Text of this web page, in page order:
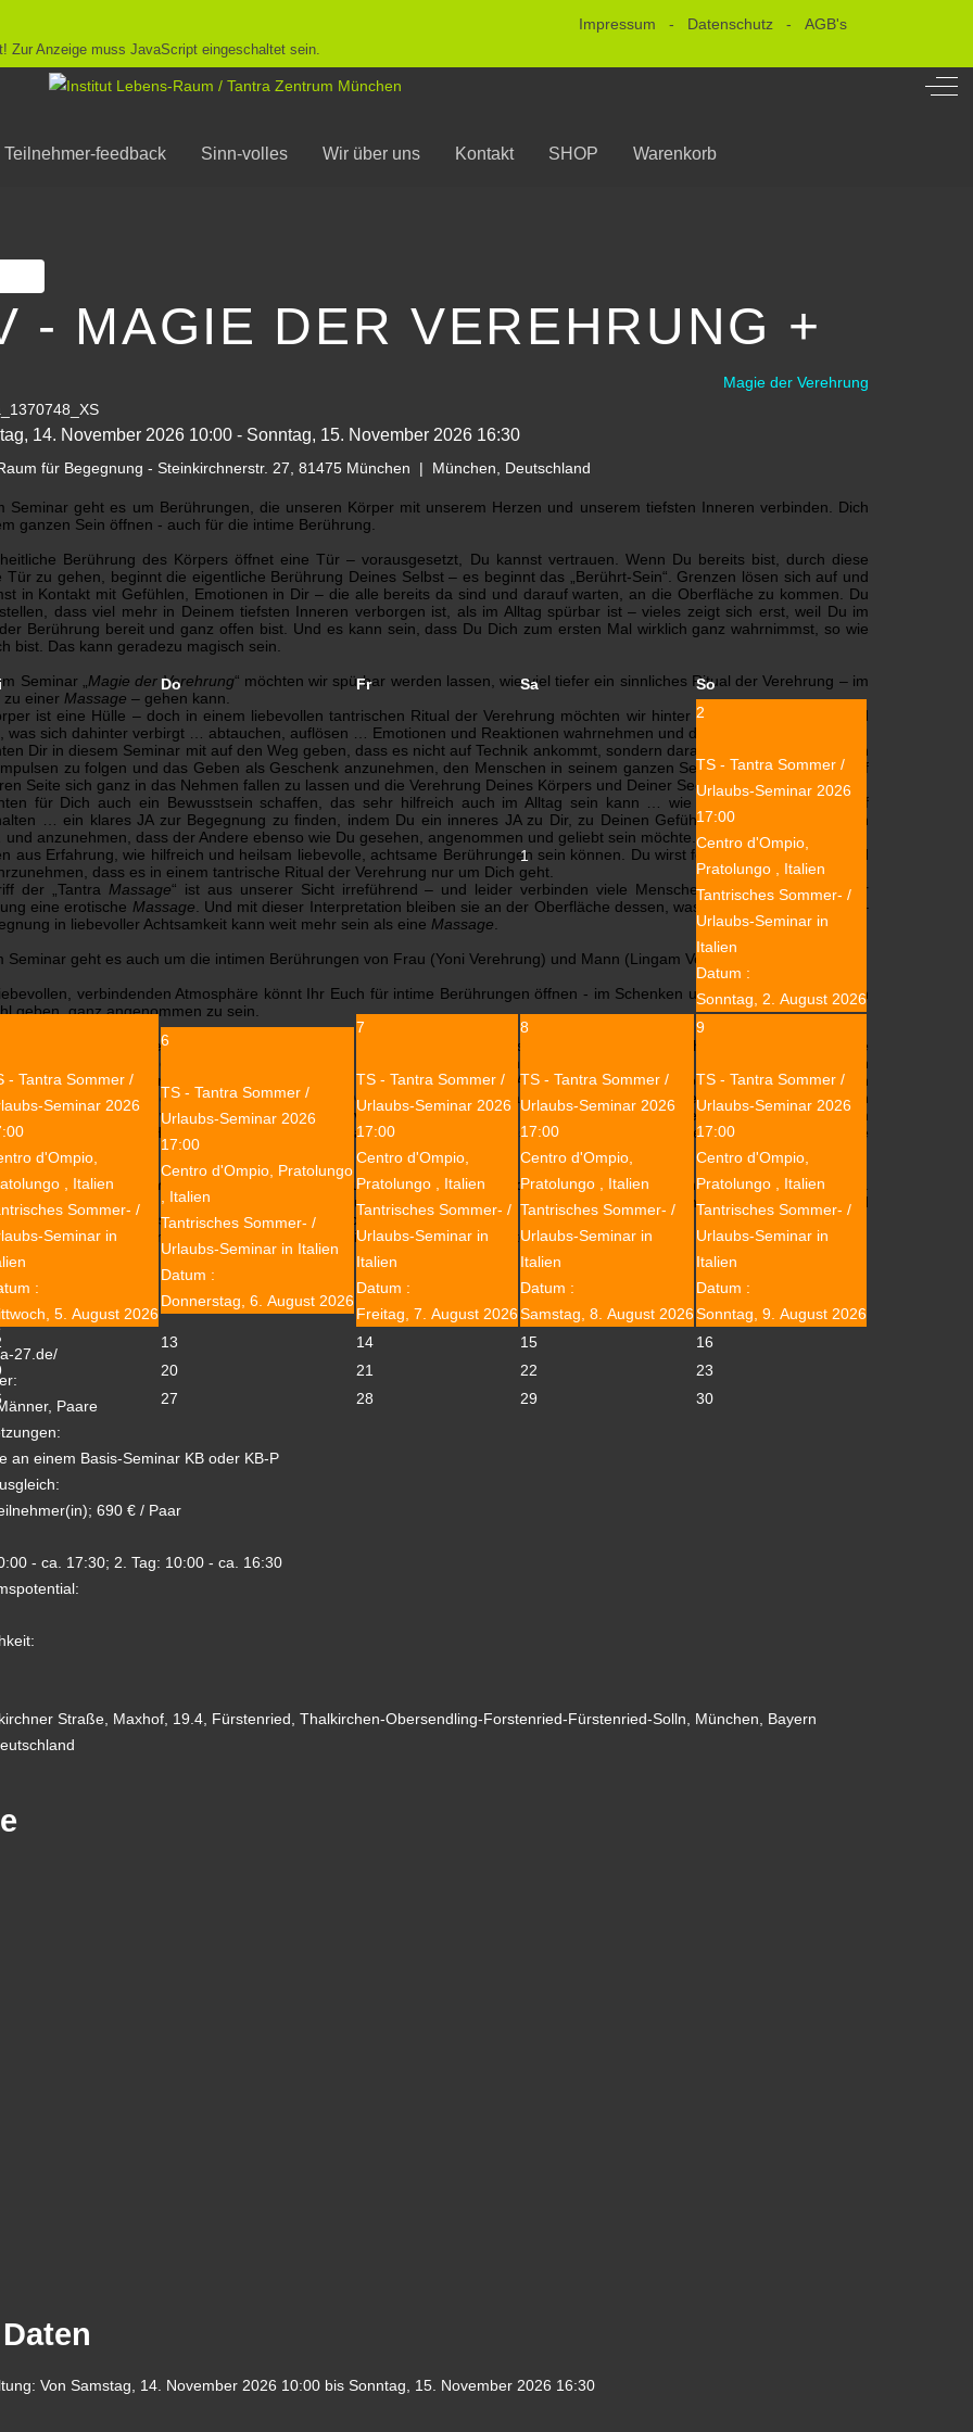
Zur Anzeige muss JavaScript eingeschaltet sein.
Impressum - Datenschutz - AGB's
Off-
Teilnehmer-feedback Sinn-volles Wir über uns Kontakt SHOP Warenkorb
Do Fr Sa So
1
2
TS - Tantra Sommer /
Urlaubs-Seminar 2026
17:00
Centro d'Ompio,
Pratolungo , Italien
Tantrisches Sommer- /
Urlaubs-Seminar in
Italien
Datum :
Sonntag, 2. August 2026
- Tantra Sommer /
Seminar 2026
d'Ompio,
, Italien
Sommer- /
Seminar in
:
5. August 2026
6
TS - Tantra Sommer /
Urlaubs-Seminar 2026
17:00
Centro d'Ompio, Pratolungo
, Italien
Tantrisches Sommer- /
Urlaubs-Seminar in Italien
Datum :
Donnerstag, 6. August 2026
7
TS - Tantra Sommer /
Urlaubs-Seminar 2026
17:00
Centro d'Ompio,
Pratolungo , Italien
Tantrisches Sommer- /
Urlaubs-Seminar in
Italien
Datum :
Freitag, 7. August 2026
8
TS - Tantra Sommer /
Urlaubs-Seminar 2026
17:00
Centro d'Ompio,
Pratolungo , Italien
Tantrisches Sommer- /
Urlaubs-Seminar in
Italien
Datum :
Samstag, 8. August 2026
9
TS - Tantra Sommer /
Urlaubs-Seminar 2026
17:00
Centro d'Ompio,
Pratolungo , Italien
Tantrisches Sommer- /
Urlaubs-Seminar in
Italien
Datum :
Sonntag, 9. August 2026
13 14 15
16
20 21 22
23
27 28 29
30
- MAGIE DER VEREHRUNG +
Magie der Verehrung
14. November 2026 10:00 - Sonntag, 15. November 2026 16:30
für Begegnung - Steinkirchnerstr. 27, 81475 München | München, Deutschland
Seminar geht es um Berührungen, die unseren Körper mit unserem Herzen und unserem tiefsten Inneren verbinden. Dich
ganzen Sein öffnen - auch für die intime Berührung.
Berührung des Körpers öffnet eine Tür – vorausgesetzt, Du kannst vertrauen. Wenn Du bereits bist, durch diese
Tür zu gehen, beginnt die eigentliche Berührung Deines Selbst – es beginnt das „Berührt-Sein“. Grenzen lösen sich auf und
in Kontakt mit Gefühlen, Emotionen in Dir – die alle bereits da sind und darauf warten, an die Oberfläche zu kommen. Du
dass viel mehr in Deinem tiefsten Inneren verborgen ist, als im Alltag spürbar ist – vieles zeigt sich erst, weil Du im
Berührung bereit und ganz offen bist. Und es kann sein, dass Du Dich zum ersten Mal wirklich ganz wahrnimmst, so wie
bist. Das kann geradezu magisch sein.
Seminar „Magie der Verehrung“ möchten wir spürbar werden lassen, wie viel tiefer ein sinnliches Ritual der Verehrung – im
zu einer Massage – gehen kann.
ist eine Hülle – doch in einem liebevollen tantrischen Ritual der Verehrung möchten wir hinter diese Hülle schauen und
was sich dahinter verbirgt … abtauchen, auflösen … Emotionen und Reaktionen wahrnehmen und da sein lassen.
Dir in diesem Seminar mit auf den Weg geben, dass es nicht auf Technik ankommt, sondern darauf, offen und authentisch
zu folgen und das Geben als Geschenk anzunehmen, den Menschen in seinem ganzen Sein zu verehren – und auf
Seite sich ganz in das Nehmen fallen zu lassen und die Verehrung Deines Körpers und Deiner Seele anzunehmen …
für Dich auch ein Bewusstsein schaffen, das sehr hilfreich auch im Alltag sein kann … wie wichtig es ist, den Kopf
… ein klares JA zur Begegnung zu finden, indem Du ein inneres JA zu Dir, zu Deinen Gefühlen und zu Berührungen
anzunehmen, dass der Andere ebenso wie Du gesehen, angenommen und geliebt sein möchte.
aus Erfahrung, wie hilfreich und heilsam liebevolle, achtsame Berührungen sein können. Du wirst feststellen, wie berührend
dass es in einem tantrische Ritual der Verehrung nur um Dich geht.
der „Tantra Massage“ ist aus unserer Sicht irreführend – und leider verbinden viele Menschen dann auch mit dieser
eine erotische Massage. Und mit dieser Interpretation bleiben sie an der Oberfläche dessen, was tatsächlich möglich ist –
in liebevoller Achtsamkeit kann weit mehr sein als eine Massage.
Seminar geht es auch um die intimen Berührungen von Frau (Yoni Verehrung) und Mann (Lingam Verehrung).
verbindenden Atmosphäre könnt Ihr Euch für intime Berührungen öffnen - im Schenken und Annehmen - die Euch
geben, ganz angenommen zu sein.
der
(des weiblichen Intimbereichs) oder des
(des männlichen Intimbereichs) wird vor allem Deine
erotische, sexuelle Energie angesprochen – doch es werden noch weit mehr Energien freigesetzt, wenn die Berührung von
Lingam ohne Ziel, in meditativer Langsamkeit und mit verehrender Achtsamkeit erfolgt – so kannst Du die intimen
über lange Zeit genießen und Dich von Deinen Gefühlen überraschen lassen. Kannst lernen, auf einem hohen
gleichsam zu schweben und zu gleiten - und vielleicht begegnest Du mit den in Dir freigesetzten Energien auch Deinem
Wesen und erfährst Heilung wo immer Du es gerade brauchst. Dabei bestimmst Du selbst, wie weit Du Dich für die intime
öffnen möchtest ...
Dir im Detail wie Du Yoni und Lingam erforschen und verehren kannst und geben Dir viel Gelegenheit Dich selbst zu spüren.
auch um die spirituelle Dimension der intimen Berührung und Sexualität. Öffne Dich für die ganzheitliche Berührung - und
Nicht nur ein intimes, sondern vor allem ein emotionales Erlebnis.
uns auf Dich und Deine Offenheit und begleiten Dich gerne auf diesem intensiven Weg.
27.de/
Paare
an einem Basis-Seminar KB oder KB-P
690 € / Paar
- ca. 17:30; 2. Tag: 10:00 - ca. 16:30
Straße, Maxhof, 19.4, Fürstenried, Thalkirchen-Obersendling-Forstenried-Fürstenried-Solln, München, Bayern
Von Samstag, 14. November 2026 10:00 bis Sonntag, 15. November 2026 16:30